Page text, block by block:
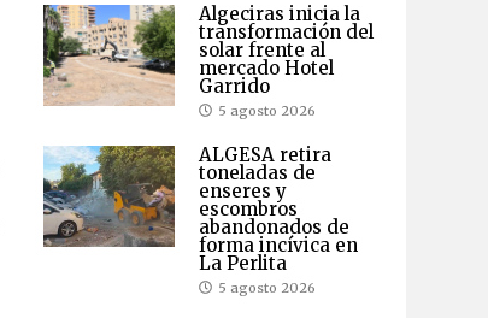
Algeciras inicia la
transformación del
solar frente al
mercado Hotel
Garrido
5 agosto 2026
ALGESA retira
toneladas de
enseres y
escombros
abandonados de
forma incívica en
La Perlita
5 agosto 2026